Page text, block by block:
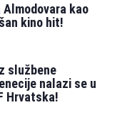
kao
kino hit!
službene
nalazi se u
Hrvatska!